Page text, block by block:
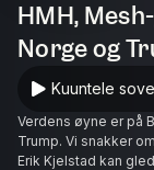
HMH,
Norge og
Kuuntele
Verdens øyne er på
Trump. Vi snakker
Erik Kjelstad kan